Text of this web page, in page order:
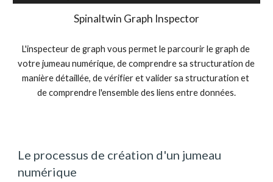
Spinaltwin Graph Inspector
L'inspecteur de graph vous permet le parcourir le graph de
votre jumeau numérique, de comprendre sa structuration de
manière détaillée, de vérifier et valider sa structuration et
de comprendre l'ensemble des liens entre données.
Le processus de création d'un jumeau
numérique